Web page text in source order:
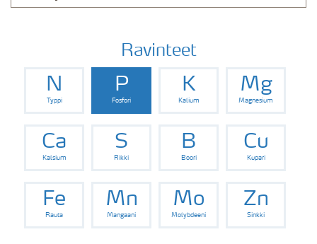
Ravinteet
N
Typpi
P
Fosfori
K
Kalium
Mg
Magnesium
Ca
Kalsium
S
Rikki
B
Boori
Cu
Kupari
Fe
Rauta
Mn
Mangaani
Mo
Molybdeeni
Zn
Sinkki